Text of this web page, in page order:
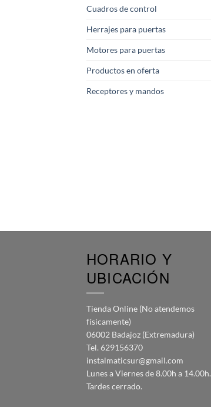
Cuadros de control
Herrajes para puertas
Motores para puertas
Productos en oferta
Receptores y mandos
HORARIO Y
UBICACIÓN
Tienda Online (No atendemos
físicamente)
06002 Badajoz (Extremadura)
Tel. 629156370
instalmaticsur@gmail.com
Lunes a Viernes de 8.00h a 14.00h.
Tardes cerrado.